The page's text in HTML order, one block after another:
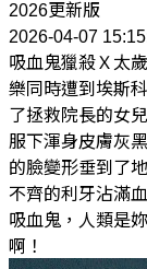
2026更新版
2026-04-07
吸血鬼獵殺Ｘ太
樂同時遭到埃斯
了拯救院長的女
服下渾身皮膚灰
的臉變形垂到了
不齊的利牙沾滿
吸血鬼，人類是
啊！